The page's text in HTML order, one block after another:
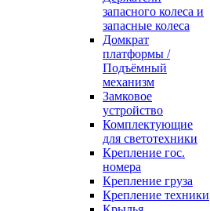
запасного колеса и
запасные колеса
Домкрат
платформы /
Подъёмный
механизм
Замковое
устройство
Комплектующие
для светотехники
Крепление гос.
номера
Крепление груза
Крепление техники